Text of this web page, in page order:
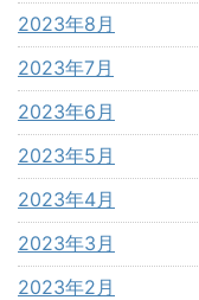
2023年8月
2023年7月
2023年6月
2023年5月
2023年4月
2023年3月
2023年2月